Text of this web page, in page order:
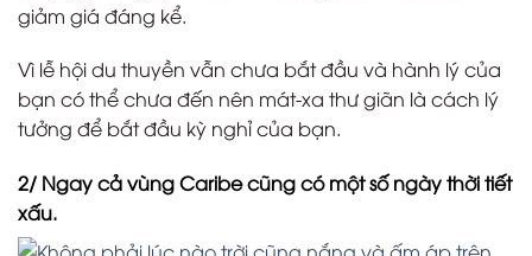
giảm giá đáng kể.
Vì lễ hội du thuyền vẫn chưa bắt đầu và hành lý của
bạn có thể chưa đến nên mát-xa thư giãn là cách lý
tưởng để bắt đầu kỳ nghỉ của bạn.
2/ Ngay cả vùng Caribe cũng có một số ngày thời tiết
xấu.